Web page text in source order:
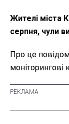
Жителі міста
серпня, чули
Про це
моніторингові